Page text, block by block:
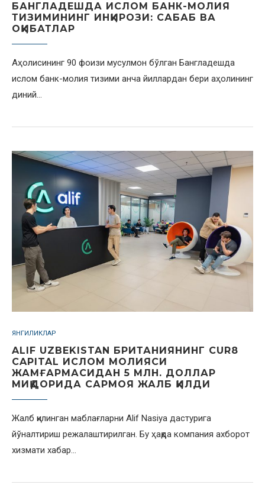
БАНГЛАДЕШДА ИСЛОМ БАНК-МОЛИЯ
ТИЗИМИНИНГ ИНҚИРОЗИ: САБАБ ВА
ОҚИБАТЛАР
Аҳолисининг 90 фоизи мусулмон бўлган Бангладешда
ислом банк-молия тизими анча йиллардан бери аҳолининг
диний…
ЯНГИЛИКЛАР
ALIF UZBEKISTAN БРИТАНИЯНИНГ CUR8
CAPITAL ИСЛОМ МОЛИЯСИ
ЖАМҒАРМАСИДАН 5 МЛН. ДОЛЛАР
МИҚДОРИДА САРМОЯ ЖАЛБ ҚИЛДИ
Жалб қилинган маблағларни Alif Nasiya дастурига
йўналтириш режалаштирилган. Бу ҳақда компания ахборот
хизмати хабар…